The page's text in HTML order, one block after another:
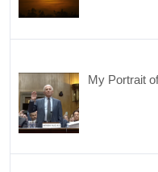
My Portrait